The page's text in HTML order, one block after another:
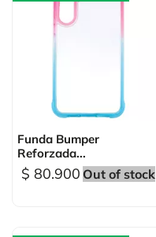
Funda Bumper
Reforzada...
$ 80.900 Out of stock